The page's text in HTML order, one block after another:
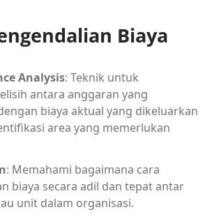
Biaya
Analysis: Teknik untuk
antara anggaran yang
biaya aktual yang dikeluarkan
area yang memerlukan
: Memahami bagaimana cara
biaya secara adil dan tepat antar
unit dalam organisasi.